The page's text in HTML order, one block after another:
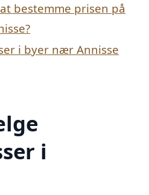
bestemme prisen på
i byer nær Annisse
i